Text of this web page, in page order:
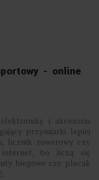
- online
i akcesoria
przymiarki lepiej
licznik rowerowy czy
internet, bo liczą się
biegowe czy plecak